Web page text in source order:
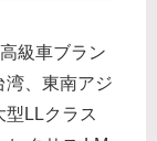
級車ブラン
湾、東南アジ
型LLクラス